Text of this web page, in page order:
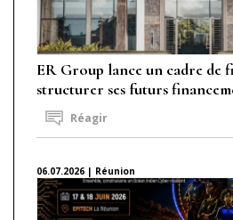
ER Group lance un cadre de
structurer ses futurs
Réagir
06.07.2026 | Réunion